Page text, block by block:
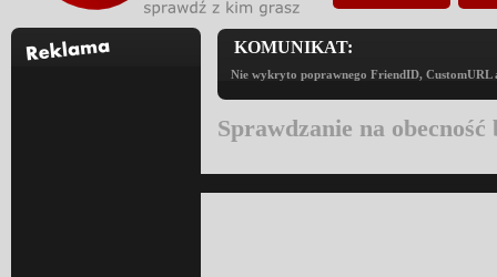
KOMUNIKAT:
Nie wykryto poprawnego FriendID,
Sprawdzanie na